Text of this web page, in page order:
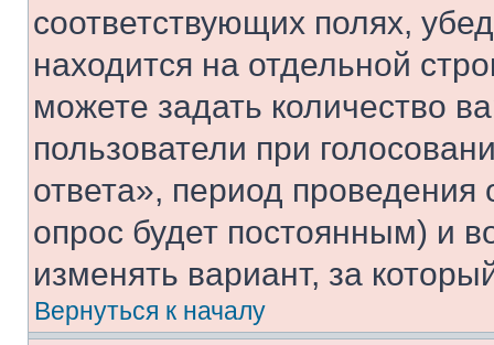
соответствующих полях,
находится на отдельной
можете задать количество
пользователи при
ответа», период проведения
опрос будет постоянным) и
изменять вариант, за
Вернуться к началу